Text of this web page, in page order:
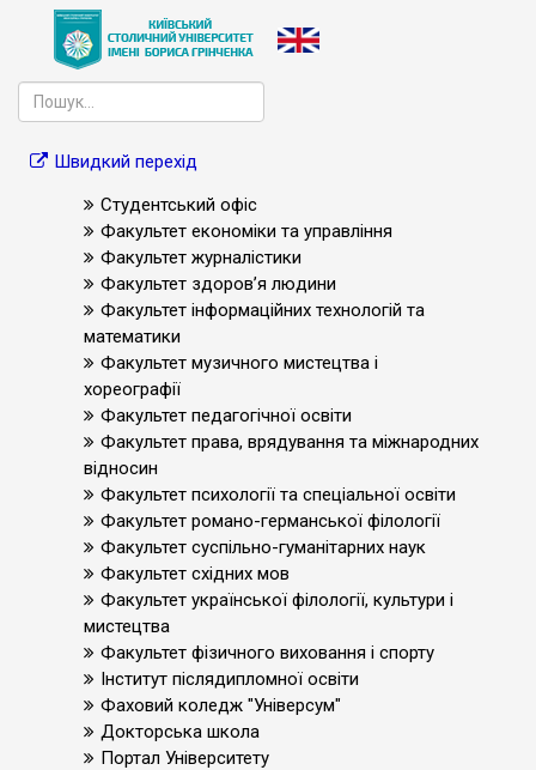
Швидкий перехід
Студентський офіс
Факультет економіки та управління
Факультет журналістики
Факультет здоров’я людини
Факультет інформаційних технологій та
математики
Факультет музичного мистецтва і
хореографії
Факультет педагогічної освіти
Факультет права, врядування та міжнародних
відносин
Факультет психології та спеціальної освіти
Факультет романо-германської філології
Факультет суспільно-гуманітарних наук
Факультет східних мов
Факультет української філології, культури і
мистецтва
Факультет фізичного виховання і спорту
Інститут післядипломної освіти
Фаховий коледж "Універсум"
Докторська школа
Портал Університету